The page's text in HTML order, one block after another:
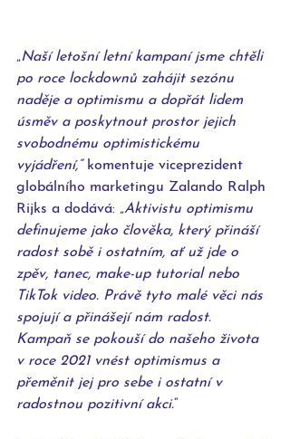
„Naší letošní letní kampaní jsme chtěli
po roce lockdownů zahájit sezónu
naděje a optimismu a dopřát lidem
úsměv a poskytnout prostor jejich
svobodnému optimistickému
vyjádření,“ komentuje viceprezident
globálního marketingu Zalando Ralph
Rijks a dodává: „Aktivistu optimismu
definujeme jako člověka, který přináší
radost sobě i ostatním, ať už jde o
zpěv, tanec, make-up tutorial nebo
TikTok video. Právě tyto malé věci nás
spojují a přinášejí nám radost.
Kampaň se pokouší do našeho života
v roce 2021 vnést optimismus a
přeměnit jej pro sebe i ostatní v
radostnou pozitivní akci.“